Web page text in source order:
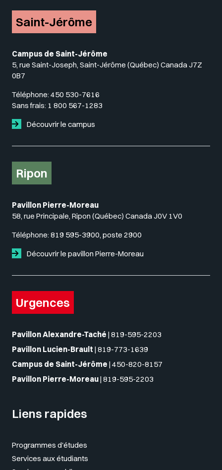
Saint-Jérôme
Campus de Saint-Jérôme
5, rue Saint-Joseph, Saint-Jérôme (Québec) Canada J7Z
0B7
Téléphone: 450 530-7616
Sans frais: 1 800 567-1283
Découvrir le campus
Ripon
Pavillon Pierre-Moreau
58, rue Principale, Ripon (Québec) Canada J0V 1V0
Téléphone: 819 595-3900, poste 2900
Découvrir le pavillon Pierre-Moreau
Urgences
Pavillon Alexandre-Taché | 819-595-2203
Pavillon Lucien-Brault | 819-773-1639
Campus de Saint-Jérôme | 450-820-8157
Pavillon Pierre-Moreau| 819-595-2203
Liens rapides
Programmes d'études
Services aux étudiants